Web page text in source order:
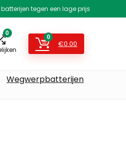
tegen een lage prijs
0
0
€0.00
Wegwerpbatterijen